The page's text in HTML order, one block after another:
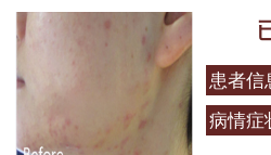
患者信
病情症